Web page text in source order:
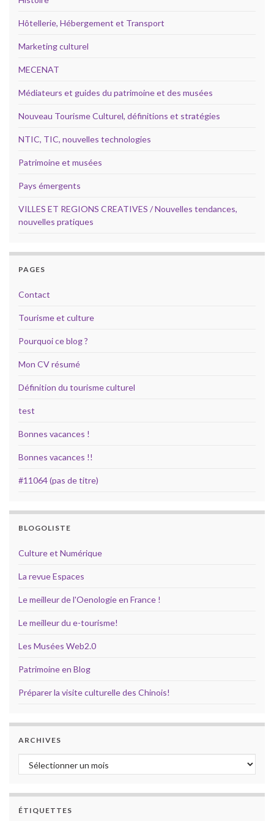
Hôtellerie, Hébergement et Transport
Marketing culturel
MECENAT
Médiateurs et guides du patrimoine et des musées
Nouveau Tourisme Culturel, définitions et stratégies
NTIC, TIC, nouvelles technologies
Patrimoine et musées
Pays émergents
VILLES ET REGIONS CREATIVES / Nouvelles tendances,
nouvelles pratiques
PAGES
Contact
Tourisme et culture
Pourquoi ce blog ?
Mon CV résumé
Définition du tourisme culturel
test
Bonnes vacances !
Bonnes vacances !!
#11064 (pas de titre)
BLOGOLISTE
Culture et Numérique
La revue Espaces
Le meilleur de l'Oenologie en France !
Le meilleur du e-tourisme!
Les Musées Web2.0
Patrimoine en Blog
Préparer la visite culturelle des Chinois!
ARCHIVES
Archives
ÉTIQUETTES